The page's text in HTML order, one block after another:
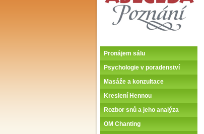
Pronájem sálu
Psychologie v poradenství
Masáže a konzultace
Kreslení Hennou
Rozbor snů a jeho analýza
OM Chanting